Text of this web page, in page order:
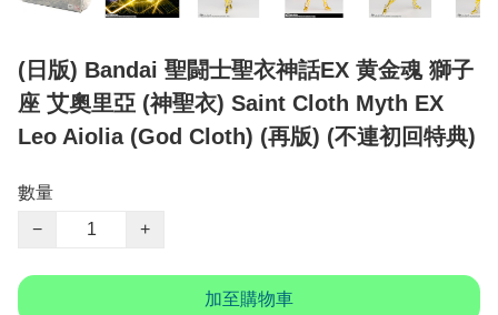
(日版) Bandai 聖闘士聖衣神話EX 黄金魂 獅子
座 艾奧里亞 (神聖衣) Saint Cloth Myth EX
Leo Aiolia (God Cloth) (再版) (不連初回特典)
數量
−
+
加至購物車